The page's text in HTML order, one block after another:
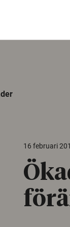
16 februari